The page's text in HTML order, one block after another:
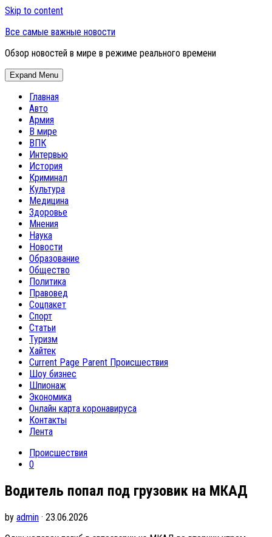
Skip to content
Все самые важные новости
Обзор новостей в мире в режиме реального времени
Expand Menu
Главная
Авто
Армия
В мире
ВПК
Интервью
История
Криминал
Культура
Медицина
Здоровье
Мнения
Наука
Новости
Образование
Общество
Политика
Правовед
Соцпакет
Спорт
Статьи
Туризм
Хайтек
Current Page Parent Происшествия
Шоу бизнес
Шпионаж
Экономика
Онлайн карта коронавируса
Контакты
Лента
Происшествия
0
Водитель попал под грузовик на МКАД
by admin · 23.06.2026